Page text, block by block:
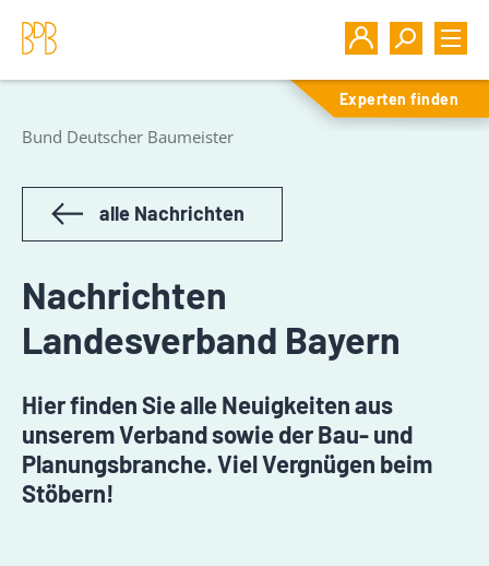
Experten finden
Bund Deutscher Baumeister
alle Nachrichten
Nachrichten
Landesverband Bayern
Hier finden Sie alle Neuigkeiten aus
unserem Verband sowie der Bau- und
Planungsbranche. Viel Vergnügen beim
Stöbern!